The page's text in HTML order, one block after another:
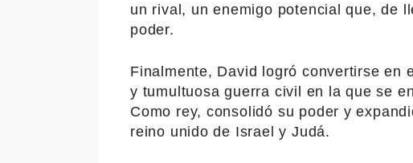
un rival, un enemigo potencial que, de
poder.
Finalmente, David logró convertirse en
y tumultuosa guerra civil en la que se
Como rey, consolidó su poder y
reino unido de Israel y Judá.